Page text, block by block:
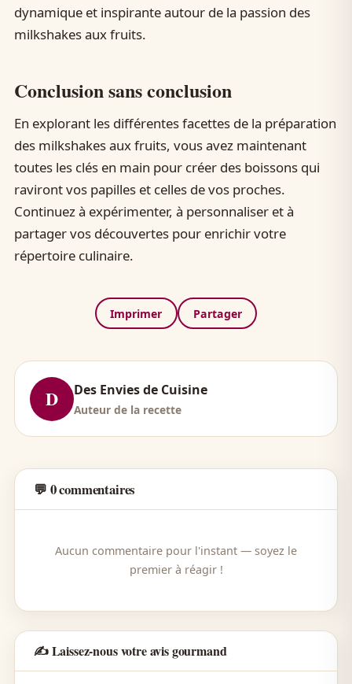
dynamique et inspirante autour de la passion des
milkshakes aux fruits.
Conclusion sans conclusion
En explorant les différentes facettes de la préparation
des milkshakes aux fruits, vous avez maintenant
toutes les clés en main pour créer des boissons qui
raviront vos papilles et celles de vos proches.
Continuez à expérimenter, à personnaliser et à
partager vos découvertes pour enrichir votre
répertoire culinaire.
Imprimer Partager
D Des Envies de Cuisine
Auteur de la recette
💬 0 commentaires
Aucun commentaire pour l'instant — soyez le
premier à réagir !
✍️ Laissez-nous votre avis gourmand